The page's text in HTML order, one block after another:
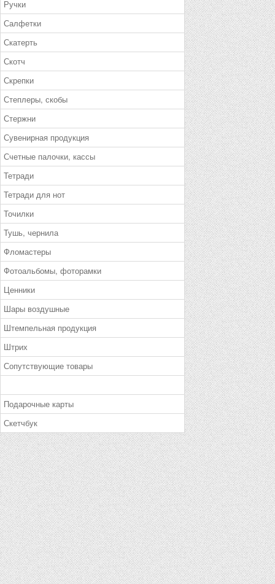
Ручки
Салфетки
Скатерть
Скотч
Скрепки
Степлеры, скобы
Стержни
Сувенирная продукция
Счетные палочки, кассы
Тетради
Тетради для нот
Точилки
Тушь, чернила
Фломастеры
Фотоальбомы, фоторамки
Ценники
Шары воздушные
Штемпельная продукция
Штрих
Сопутствующие товары
Подарочные карты
Скетчбук